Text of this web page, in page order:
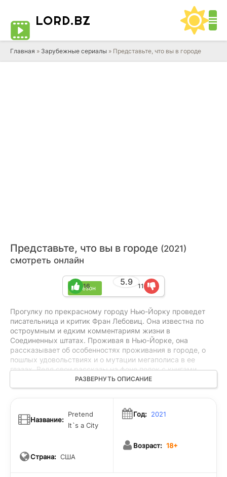
LORD.BZ
Главная » Зарубежные сериалы » Представьте, что вы в городе
Представьте, что вы в городе (2021)
смотреть онлайн
1 сезон
5.9
16 11
Прогулку по прекрасному городу Нью-Йорку проведет
писательница и критик Фран Лебовиц. Она известна по
остроумным и едким комментариям жизни в
Соединенных штатах. Проживая в Нью-Йорке, она
рассказывает об особенностях проживания в городе, о
пошлых удовольствиях и о мутации мегаполиса в ее
глазах. Ведя свои рассказы на фоне полок с книгами,
Лебовиц строит свой монолог о феминизме, любви,
перенаселении Земли и о многих других вещах. Свои
ее арсенале только бумага и ручка. Современные
устройства она не берет в пользование.
РАЗВЕРНУТЬ ОПИСАНИЕ
Название:
Pretend
It`s a City
Страна: США
Год: 2021
Возраст: 18+